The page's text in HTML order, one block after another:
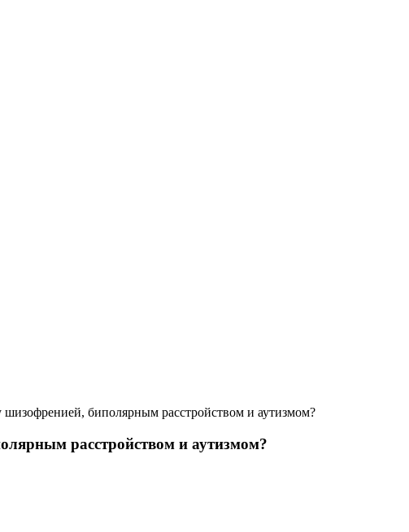
шизофренией, биполярным расстройством и аутизмом?
расстройством и аутизмом?